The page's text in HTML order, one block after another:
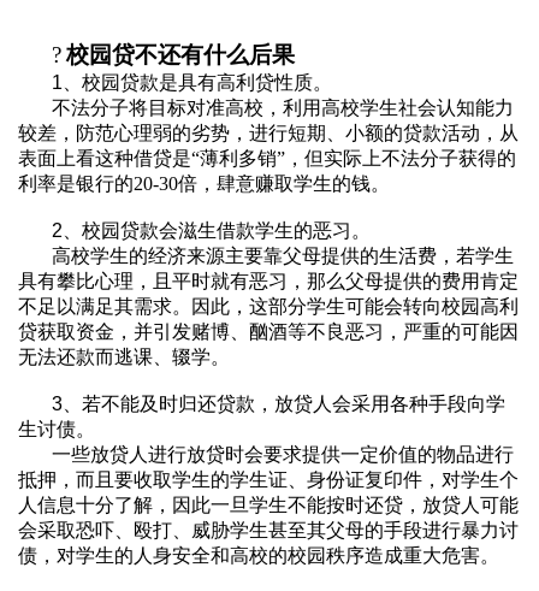
?校园贷不还有什么后果
1、校园贷款是具有高利贷性质。
不法分子将目标对准高校，利用高校学生社会认知能力
较差，防范心理弱的劣势，进行短期、小额的贷款活动，从
表面上看这种借贷是“薄利多销”，但实际上不法分子获得的
利率是银行的20-30倍，肆意赚取学生的钱。
2、校园贷款会滋生借款学生的恶习。
高校学生的经济来源主要靠父母提供的生活费，若学生
具有攀比心理，且平时就有恶习，那么父母提供的费用肯定
不足以满足其需求。因此，这部分学生可能会转向校园高利
贷获取资金，并引发赌博、酗酒等不良恶习，严重的可能因
无法还款而逃课、辍学。
3、若不能及时归还贷款，放贷人会采用各种手段向学
生讨债。
一些放贷人进行放贷时会要求提供一定价值的物品进行
抵押，而且要收取学生的学生证、身份证复印件，对学生个
人信息十分了解，因此一旦学生不能按时还贷，放贷人可能
会采取恐吓、殴打、威胁学生甚至其父母的手段进行暴力讨
债，对学生的人身安全和高校的校园秩序造成重大危害。